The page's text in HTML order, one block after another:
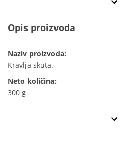
Opis proizvoda
Naziv proizvoda:
Kravlja skuta.
Neto količina:
300 g